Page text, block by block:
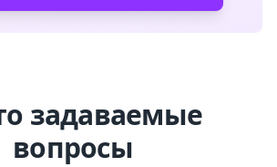
задаваемые
вопросы